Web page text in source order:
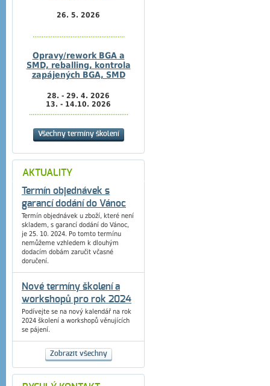
26. 5. 2026
...................................................
Opravy/rework BGA a
SMD, reballing, kontrola
zapájených BGA, SMD
28. - 29. 4. 2026
13. - 14.10. 2026
.......................................................
Všechny termíny školení
AKTUALITY
Termín objednávek s
garancí dodání do Vánoc
Termín objednávek u zboží, které není
skladem, s garancí dodání do Vánoc,
je 25. 10. 2024. Po tomto termínu
nemůžeme vzhledem k dlouhým
dodacím dobám zaručit včasné
doručení.
Nové termíny školení a
workshopů pro rok 2024
Podívejte se na nový kalendář na rok
2024 školení a workshopů věnujících
se pájení.
Zobrazit všechny